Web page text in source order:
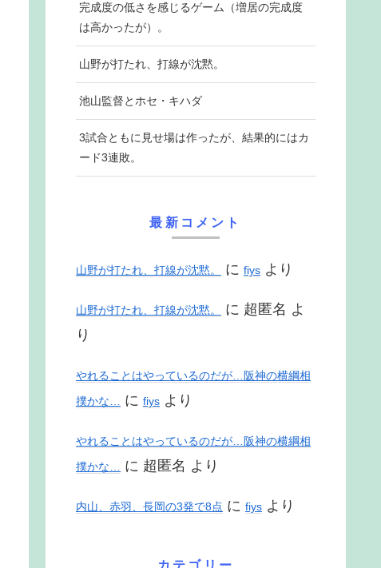
完成度の低さを感じるゲーム（増居の完成度
は高かったが）。
山野が打たれ、打線が沈黙。
池山監督とホセ・キハダ
3試合ともに見せ場は作ったが、結果的にはカ
ード3連敗。
最新コメント
山野が打たれ、打線が沈黙。 に fiys より
山野が打たれ、打線が沈黙。 に 超匿名 よ
り
やれることはやっているのだが…阪神の横綱相
撲かな… に fiys より
やれることはやっているのだが…阪神の横綱相
撲かな… に 超匿名 より
内山、赤羽、長岡の3発で8点 に fiys より
カテゴリー